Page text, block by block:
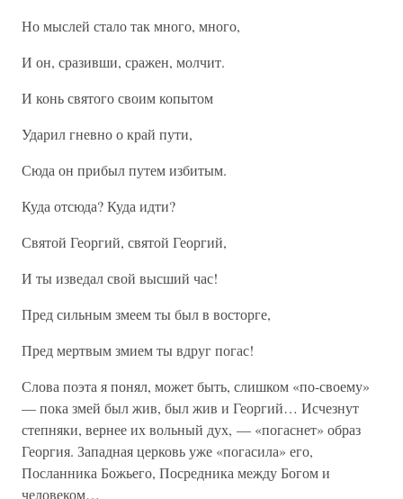
Но мыслей стало так много, много,
И он, сразивши, сражен, молчит.
И конь святого своим копытом
Ударил гневно о край пути,
Сюда он прибыл путем избитым.
Куда отсюда? Куда идти?
Святой Георгий, святой Георгий,
И ты изведал свой высший час!
Пред сильным змеем ты был в восторге,
Пред мертвым змием ты вдруг погас!
Слова поэта я понял, может быть, слишком «по-своему»
— пока змей был жив, был жив и Георгий… Исчезнут
степняки, вернее их вольный дух, — «погаснет» образ
Георгия. Западная церковь уже «погасила» его,
Посланника Божьего, Посредника между Богом и
человеком…